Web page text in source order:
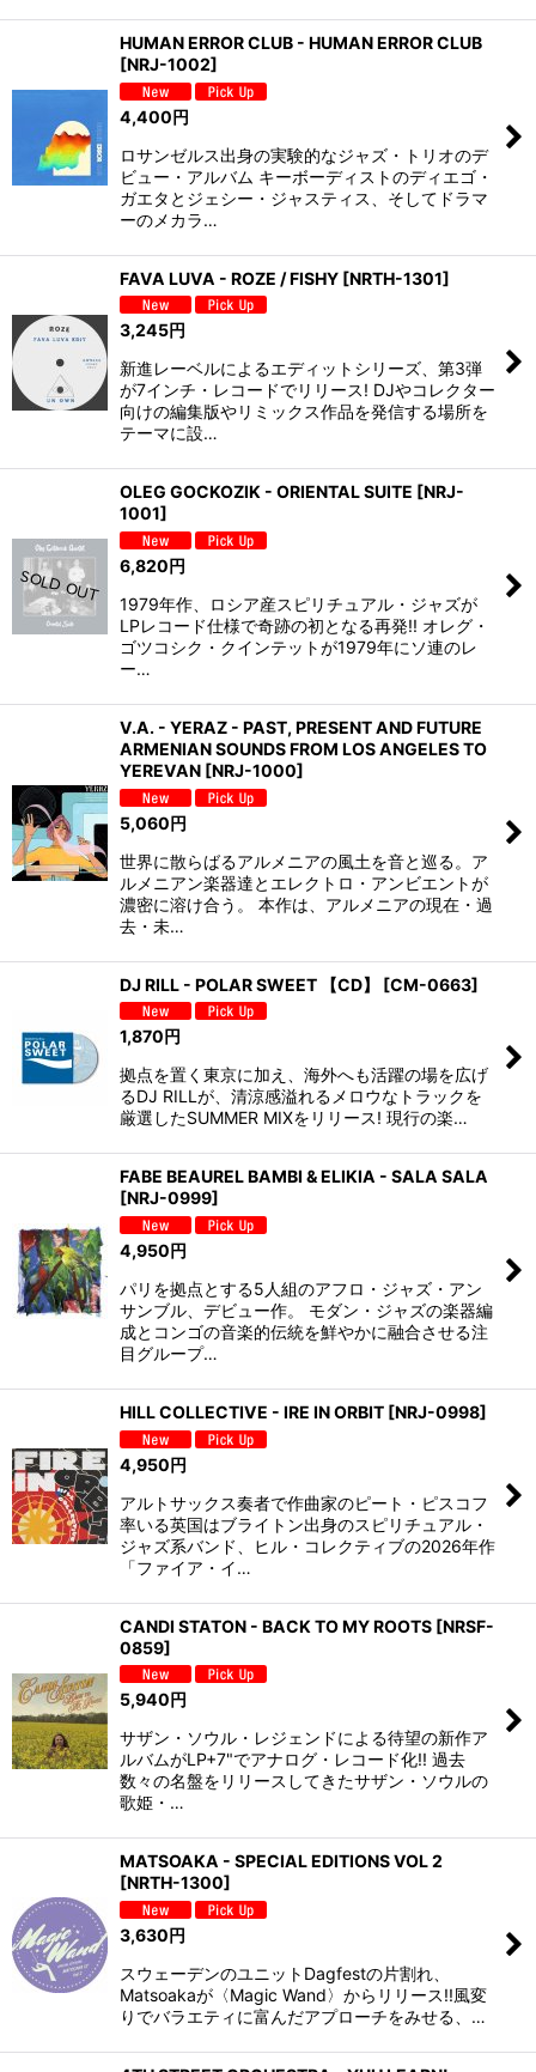
HUMAN ERROR CLUB - HUMAN ERROR CLUB
[NRJ-1002]
4,400円
ロサンゼルス出身の実験的なジャズ・トリオのデ
ビュー・アルバム キーボーディストのディエゴ・
ガエタとジェシー・ジャスティス、そしてドラマ
ーのメカラ…
FAVA LUVA - ROZE / FISHY [NRTH-1301]
3,245円
新進レーベルによるエディットシリーズ、第3弾
が7インチ・レコードでリリース! DJやコレクター
向けの編集版やリミックス作品を発信する場所を
テーマに設…
OLEG GOCKOZIK - ORIENTAL SUITE [NRJ-
1001]
6,820円
1979年作、ロシア産スピリチュアル・ジャズが
LPレコード仕様で奇跡の初となる再発!! オレグ・
ゴツコシク・クインテットが1979年にソ連のレ
ー…
V.A. - YERAZ - PAST, PRESENT AND FUTURE
ARMENIAN SOUNDS FROM LOS ANGELES TO
YEREVAN [NRJ-1000]
5,060円
世界に散らばるアルメニアの風土を音と巡る。ア
ルメニアン楽器達とエレクトロ・アンビエントが
濃密に溶け合う。 本作は、アルメニアの現在・過
去・未…
DJ RILL - POLAR SWEET 【CD】 [CM-0663]
1,870 円
拠点を置く東京に加え、海外へも活躍の場を広げ
るDJ RILLが、清涼感溢れるメロウなトラックを
厳選したSUMMER MIXをリリース! 現行の楽…
FABE BEAUREL BAMBI & ELIKIA - SALA SALA
[NRJ-0999]
4,950円
パリを拠点とする5人組のアフロ・ジャズ・アン
サンブル、デビュー作。 モダン・ジャズの楽器編
成とコンゴの音楽的伝統を鮮やかに融合させる注
目グループ…
HILL COLLECTIVE - IRE IN ORBIT [NRJ-0998]
4,950円
アルトサックス奏者で作曲家のピート・ピスコフ
率いる英国はブライトン出身のスピリチュアル・
ジャズ系バンド、ヒル・コレクティブの2026年作
「ファイア・イ…
CANDI STATON - BACK TO MY ROOTS [NRSF-
0859]
5,940 円
サザン・ソウル・レジェンドによる待望の新作ア
ルバムがLP+7"でアナログ・レコード化!! 過去
数々の名盤をリリースしてきたサザン・ソウルの
歌姫・…
MATSOAKA - SPECIAL EDITIONS VOL 2
[NRTH-1300]
3,630円
スウェーデンのユニットDagfestの片割れ、
Matsoakaが〈Magic Wand〉からリリース!!風変
りでバラエティに富んだアプローチをみせる、…